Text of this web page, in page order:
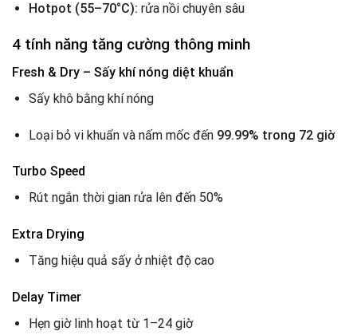
Hotpot (55–70°C): rửa nồi chuyên sâu
4 tính năng tăng cường thông minh
Fresh & Dry – Sấy khí nóng diệt khuẩn
Sấy khô bằng khí nóng
Loại bỏ vi khuẩn và nấm mốc đến 99.99% trong 72 giờ
Turbo Speed
Rút ngắn thời gian rửa lên đến 50%
Extra Drying
Tăng hiệu quả sấy ở nhiệt độ cao
Delay Timer
Hẹn giờ linh hoạt từ 1–24 giờ